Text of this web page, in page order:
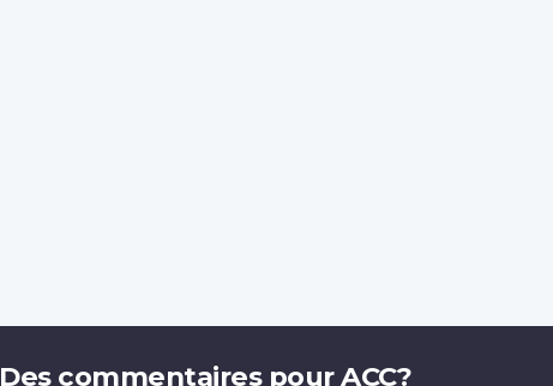
Des commentaires pour ACC?